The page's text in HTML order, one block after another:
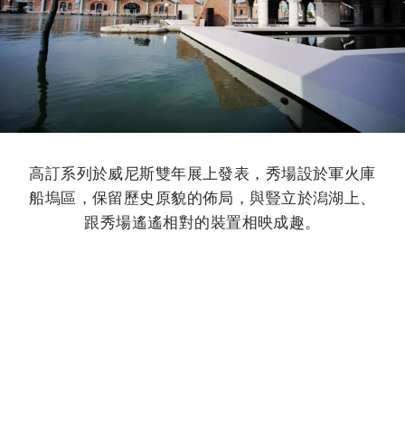
高訂系列於威尼斯雙年展上發表，秀場設於軍火庫
船塢區， 保留歷史原貌的佈局，與豎立於潟湖上、
跟秀場遙遙相對的裝置相映成趣。